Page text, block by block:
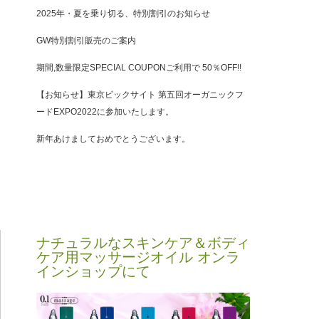
2025年・夏を乗り切る、特別割引のお知らせ
GW特別割引販売のご案内
期間,数量限定SPECIAL COUPONご利用で 50％OFF!!
【お知らせ】東京ビックサイト 第五回オーガニックフ
ードEXPO2022に参加いたします。
新年あけましておめでとうございます。
ナチュラルなスキンケア＆ボディ
ケア用マッサージオイル オンラ
インショップにて